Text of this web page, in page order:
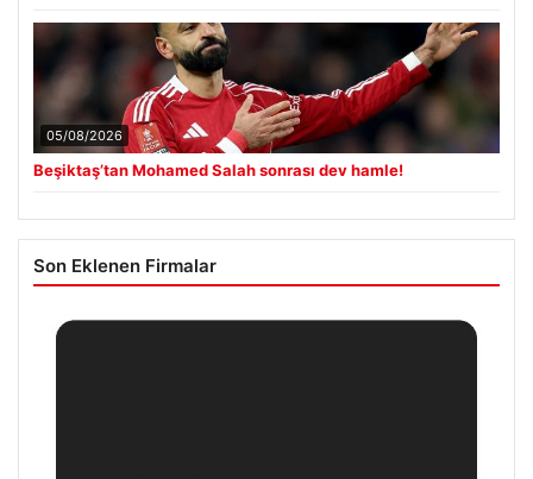
05/08/2026
Beşiktaş’tan Mohamed Salah sonrası dev hamle!
Son Eklenen Firmalar